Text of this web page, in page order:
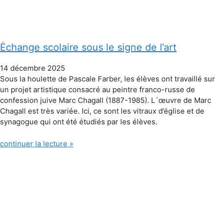
Ėchange scolaire sous le signe de l’art
14 décembre 2025
Sous la houlette de Pascale Farber, les élèves ont travaillé sur
un projet artistique consacré au peintre franco-russe de
confession juive Marc Chagall (1887-1985). L´œuvre de Marc
Chagall est très variée. Ici, ce sont les vitraux d’église et de
synagogue qui ont été étudiés par les élèves.
continuer la lecture »